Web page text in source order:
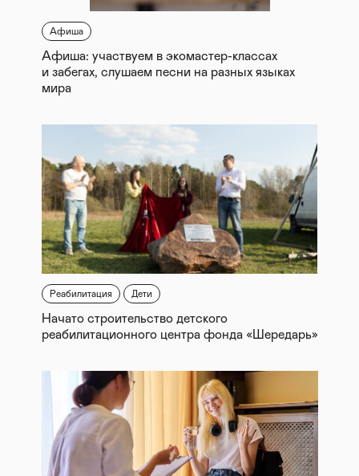
Афиша
Афиша: участвуем в экомастер-классах
и забегах, слушаем песни на разных языках
мира
Реабилитация Дети
Начато строительство детского
реабилитационного центра фонда «Шередарь»